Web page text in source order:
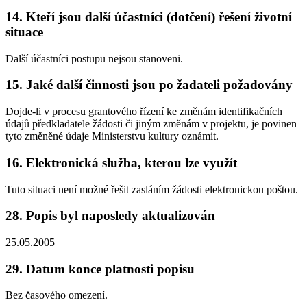
14. Kteří jsou další účastníci (dotčení) řešení životní
situace
Další účastníci postupu nejsou stanoveni.
15. Jaké další činnosti jsou po žadateli požadovány
Dojde-li v procesu grantového řízení ke změnám identifikačních
údajů předkladatele žádosti či jiným změnám v projektu, je povinen
tyto změněné údaje Ministerstvu kultury oznámit.
16. Elektronická služba, kterou lze využít
Tuto situaci není možné řešit zasláním žádosti elektronickou poštou.
28. Popis byl naposledy aktualizován
25.05.2005
29. Datum konce platnosti popisu
Bez časového omezení.